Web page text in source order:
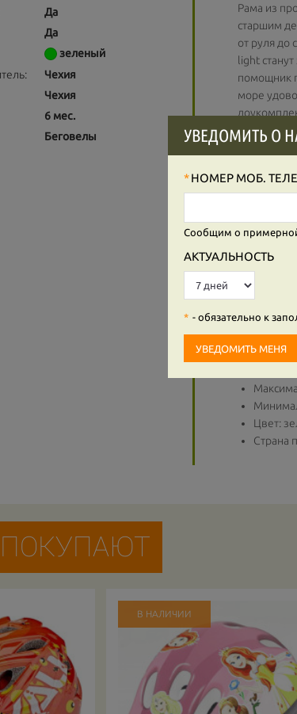
Да
Да
зеленый
Чехия
Чехия
6 мес.
Беговелы
Рама из
старшим
от руля до
light
помощник
море
детских
Рама:
Шины:
Высота
Ширина
Высота
Вес: 3,7
Цвет:
Страна
В НАЛИЧИИ
УВЕДОМИТЬ О
НОМЕР МОБ.
Cообщим о примерной
АКТУАЛЬНОСТЬ
- обязательно к